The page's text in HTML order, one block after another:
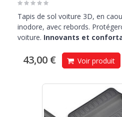
Tapis de sol voiture 3D, en
inodore, avec rebords.
voiture. Innovants et
43,00 € Voir produit